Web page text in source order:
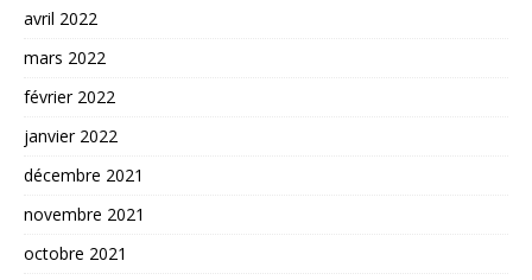
avril 2022
mars 2022
février 2022
janvier 2022
décembre 2021
novembre 2021
octobre 2021